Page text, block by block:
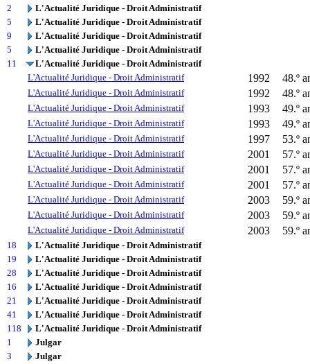
2
L'Actualité Juridique - Droit Administratif
5
L'Actualité Juridique - Droit Administratif
9
L'Actualité Juridique - Droit Administratif
5
L'Actualité Juridique - Droit Administratif
11
L'Actualité Juridique - Droit Administratif
L'Actualité Juridique - Droit Administratif
1992 48.º
L'Actualité Juridique - Droit Administratif 1992 48.º
L'Actualité Juridique - Droit Administratif 1993 49.º
L'Actualité Juridique - Droit Administratif 1993 49.º
L'Actualité Juridique - Droit Administratif 1997 53.º
L'Actualité Juridique - Droit Administratif 2001 57.º
L'Actualité Juridique - Droit Administratif 2001 57.º
L'Actualité Juridique - Droit Administratif 2001 57.º
L'Actualité Juridique - Droit Administratif 2003 59.º
L'Actualité Juridique - Droit Administratif 2003 59.º
L'Actualité Juridique - Droit Administratif 2003 59.º
18
L'Actualité Juridique - Droit Administratif
19
L'Actualité Juridique - Droit Administratif
28
L'Actualité Juridique - Droit Administratif
16
L'Actualité Juridique - Droit Administratif
21
L'Actualité Juridique - Droit Administratif
41
L'Actualité Juridique - Droit Administratif
118
L'Actualité Juridique - Droit Administratif
1
Julgar
3
Julgar